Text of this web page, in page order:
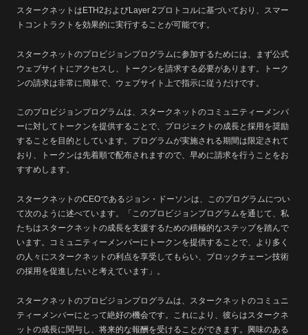
スタークネットはETH2およびLayer 2プロトコルに基づいており、スマー
トコントラクトを効果的に実行することが可能です。
スタークネットのプロビジョンプログラムに参加するためには、まず公式
ウェブサイトにアクセスし、トークンを請求する必要があります。トーク
ンの請求は非常に簡単で、ウェブサイト上で指示に従うだけです。
このプロビジョンプログラムは、スタークネットのコミュニティーメンバ
ーに対してトークンを提供することで、プロジェクトの成長と採用を奨励
することを目的としています。プログラムが実施される期間は限定されて
おり、トークンは先着順で配布されますので、早めに請求を行うことをお
すすめします。
スタークネットのCEOであるジョン・ドーソンは、このプログラムについ
て次のように述べています。「このプロビジョンプログラムを通じて、私
たちはスタークネットの成長を支援するための積極的なステップを踏んで
います。コミュニティーメンバーにトークンを提供することで、より多く
の人々にスタークネットの利点を享受してもらい、ブロックチェーン技術
の採用を促進したいと考えています」。
スタークネットのプロビジョンプログラムは、スタークネットのコミュニ
ティーメンバーにとって絶好の機会です。これにより、彼らはスタークネ
ットの成長に関与し、将来的な報酬を受けることができます。興味のある